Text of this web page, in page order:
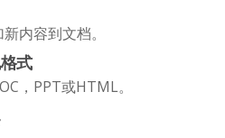
内容到文档。
式
，PPT或HTML。